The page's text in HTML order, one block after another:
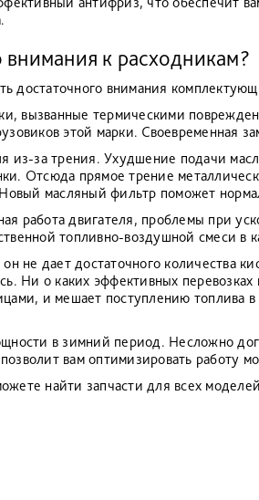
к расходникам?
достаточного внимания
вызванные термическими
этой марки. Своевременная
за трения. Ухудшение подачи
Отсюда прямое трение
масляный фильтр поможет
работа двигателя, проблемы при
топливно-воздушной смеси в
не дает достаточного количества
Ни о каких эффективных
и мешает поступлению топлива
в зимний период. Несложно
вам оптимизировать работу
найти запчасти для всех